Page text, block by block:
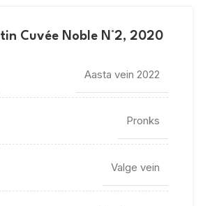
Cuvée Noble N°2, 2020
Aasta vein 2022
Pronks
Valge vein